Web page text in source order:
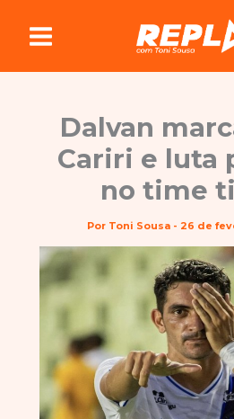
conteúdo
Dalvan
Cariri e luta
no time
Por Toni Sousa - 26 de